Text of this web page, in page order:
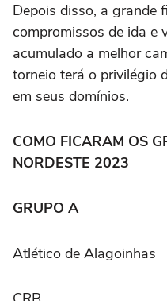
Depois disso, a grande
compromissos de ida e
acumulado a melhor
torneio terá o privilégio
em seus domínios.
COMO FICARAM OS
NORDESTE 2023
GRUPO A
Atlético de Alagoinhas